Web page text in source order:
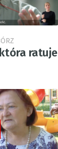
ratuje